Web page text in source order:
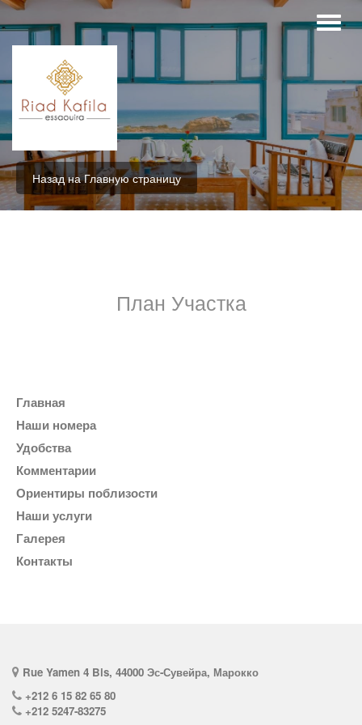
Назад на Главную страницу
План Участка
Главная
Наши номера
Удобства
комментарии
Ориентиры поблизости
Наши услуги
галерея
Контакты
Rue Yamen 4 Bis, 44000 Эс-Сувейра, Марокко
+212 6 15 82 65 80
+212 5247-83275